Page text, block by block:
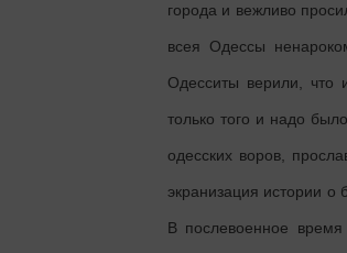
города и вежливо
всея Одессы
Одесситы верили, что
только того и надо
одесских воров,
экранизация истории
В послевоенное время